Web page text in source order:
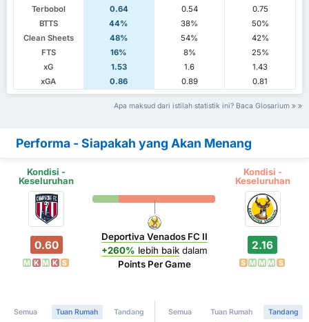
Terbobol
0.64 0.54
0.75
BTTS
44% 38%
50%
Clean Sheets
48% 54%
42%
FTS
16% 8%
25%
xG
1.53 1.6
1.43
xGA
0.86 0.89 0.81
Apa maksud dari istilah statistik ini? Baca Glosarium
Performa - Siapakah yang Akan Menang
Kondisi -
Keseluruhan
Kondisi -
Keseluruhan
0.60
M K M K S
Deportiva Venados FC II
+260% lebih baikdalam
Points Per Game
2.16
S M M M S
Semua Tuan Rumah Tandang Semua Tuan Rumah Tandang